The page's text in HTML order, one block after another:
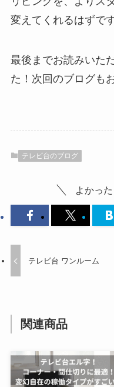
変えてくれるはずです
最後までお読みいた
た！次回のブログも
テレビ台のブログ
よかっ
テレビ台 ワンルーム
関連商品